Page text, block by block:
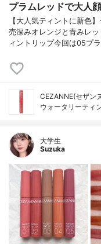
プラムレッドで大人顔
【大人気ティントに新色
売深みオレンジと青みレ
ィントリップ今回は05プ
CEZANNE(セザン
ウォータリーティ
大学生
Suzuka